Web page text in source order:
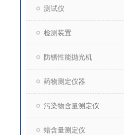
测试仪
检测装置
防锈性能抛光机
药物测定仪器
污染物含量测定仪
蜡含量测定仪